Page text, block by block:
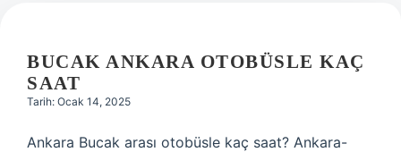
BUCAK ANKARA OTOBÜSLE KAÇ
SAAT
Tarih: Ocak 14, 2025
Ankara Bucak arası otobüsle kaç saat? Ankara-